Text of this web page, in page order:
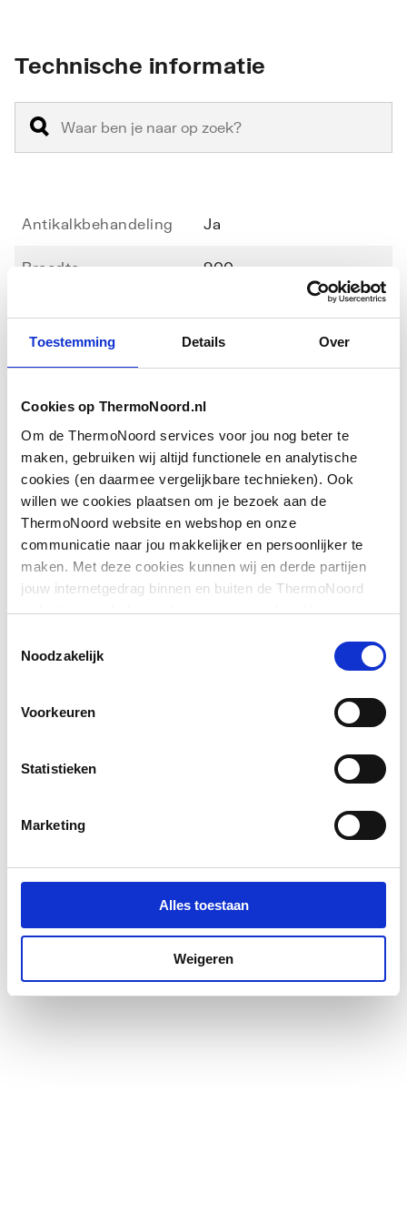
Toestemming Details Over
Cookies op ThermoNoord.nl
Om de ThermoNoord services voor jou nog beter te
maken, gebruiken wij altijd functionele en analytische
cookies (en daarmee vergelijkbare technieken). Ook
willen we cookies plaatsen om je bezoek aan de
ThermoNoord website en webshop en onze
communicatie naar jou makkelijker en persoonlijker te
maken. Met deze cookies kunnen wij en derde partijen
jouw internetgedrag binnen en buiten de ThermoNoord
website en webshop volgen en verzamelen. Hiermee
communicatie aan jouw interesses aan. We slaan je
Noodzakelijk
Voorkeuren
Statistieken
Marketing
Alles toestaan
Weigeren
Technische informatie
Antikalkbehandeling Ja
Breedte 900
met deur
Geschikt voor U-
montage
Nee
Glas-/kunststofdecor Nee
Hoogte 2000
Inbouwbreedte wand
voor montage in lijn
855
Inbouwbreedte wand
Materiaal profiel
Profielarm
Profielglans
Type wand Vast
Downloads
Exploded_view application/postscript
Pictogramimage/jpeg,473 KB
Exploded_viewapplication/postscript,41 KB
Montageinstructie 3 MB